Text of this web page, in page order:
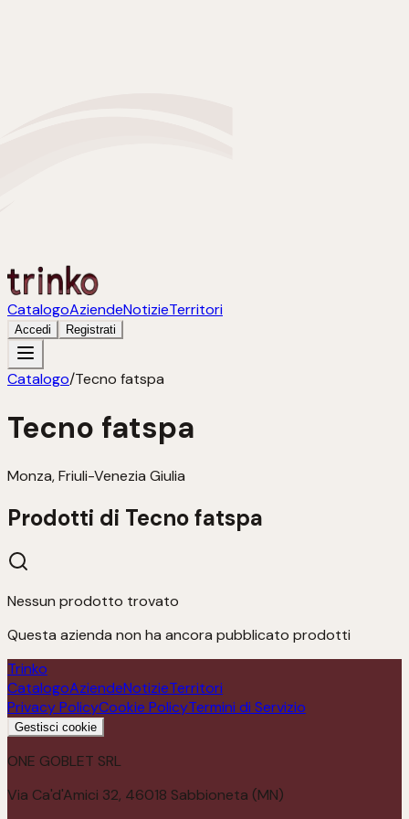
CatalogoAziendeNotizieTerritori
Accedi Registrati
Catalogo/Tecno fatspa
Tecno fatspa
Monza, Friuli-Venezia Giulia
Prodotti di Tecno fatspa
Nessun prodotto trovato
Questa azienda non ha ancora pubblicato prodotti
Trinko
CatalogoAziendeNotizieTerritori
Privacy PolicyCookie PolicyTermini di Servizio
Gestisci cookie
ONE GOBLET SRL
Via Ca'd'Amici 32, 46018 Sabbioneta (MN)